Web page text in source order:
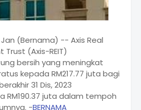
Jan (Bernama) -- Axis Real
(Axis-REIT)
bersih yang meningkat
kepada RM217.77 juta bagi
31 Dis, 2023
RM190.37 juta dalam tempoh
-BERNAMA